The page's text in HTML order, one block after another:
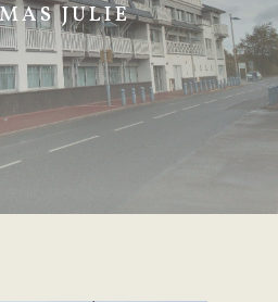
JULIE